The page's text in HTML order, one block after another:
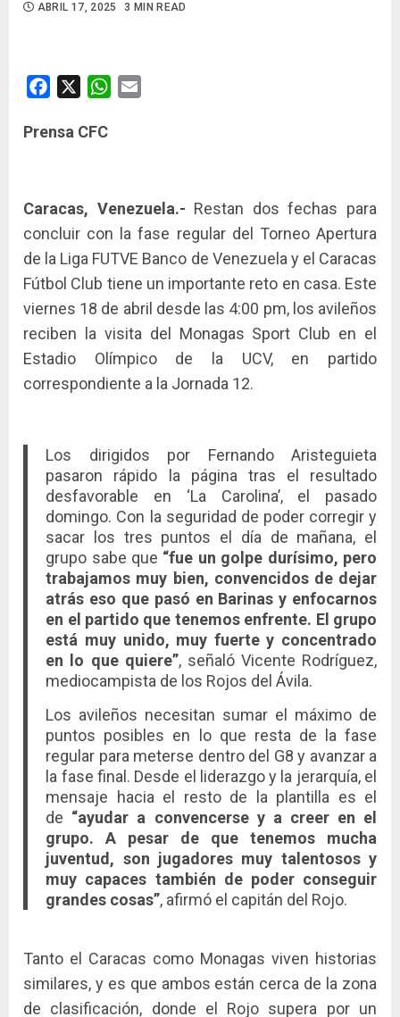
ABRIL 17, 2025 3 MIN READ
Facebook WhatsApp
Prensa CFC
Caracas, Venezuela.- Restan dos fechas para
concluir con la fase regular del Torneo Apertura
de la Liga FUTVE Banco de Venezuela y el Caracas
Fútbol Club tiene un importante reto en casa. Este
viernes 18 de abril desde las 4:00 pm, los avileños
reciben la visita del Monagas Sport Club en el
Estadio Olímpico de la UCV, en partido
correspondiente a la Jornada 12.
Los dirigidos por Fernando Aristeguieta
pasaron rápido la página tras el resultado
desfavorable en ‘La Carolina’, el pasado
domingo. Con la seguridad de poder corregir y
sacar los tres puntos el día de mañana, el
grupo sabe que “fue un golpe durísimo, pero
trabajamos muy bien, convencidos de dejar
atrás eso que pasó en Barinas y enfocarnos
en el partido que tenemos enfrente. El grupo
está muy unido, muy fuerte y concentrado
en lo que quiere”, señaló Vicente Rodríguez,
mediocampista de los Rojos del Ávila.
Los avileños necesitan sumar el máximo de
puntos posibles en lo que resta de la fase
regular para meterse dentro del G8 y avanzar a
la fase final. Desde el liderazgo y la jerarquía, el
mensaje hacia el resto de la plantilla es el
de “ayudar a convencerse y a creer en el
grupo. A pesar de que tenemos mucha
juventud, son jugadores muy talentosos y
muy capaces también de poder conseguir
grandes cosas”, afirmó el capitán del Rojo.
Tanto el Caracas como Monagas viven historias
similares, y es que ambos están cerca de la zona
de clasificación, donde el Rojo supera por un